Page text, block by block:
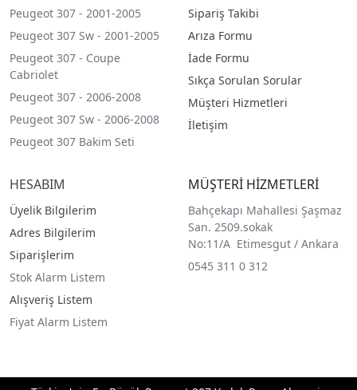
Peugeot 307 - 2001-2005
Peugeot 307 Sw - 2001-2005
Peugeot 307 - Coupe
Cabriolet
Peugeot 307 - 2006-2008
Peugeot 307 Sw - 2006-2008
Peugeot 307 Bakim Seti
Sipariş Takibi
Arıza Formu
İade Formu
Sıkça Sorulan Sorular
Müşteri Hizmetleri
İletişim
HESABIM
Üyelik Bilgilerim
Adres Bilgilerim
Siparişlerim
Stok Alarm Listem
Alışveriş Listem
Fiyat Alarm Listem
MÜŞTERİ HİZMETLERİ
Bahçekapı Mahallesi Şaşmaz
San. 2509.sokak
No:11/A Etimesgut / Ankara
0545 311 0 312